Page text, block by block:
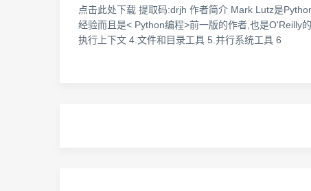
点击此处下载 提取码:drjh 作者简介 Mark Lutz是
经验而且是< Python编程>前一版的作者,也是O'Reilly
执行上下文 4.文件和目录工具 5.并行系统工具 6